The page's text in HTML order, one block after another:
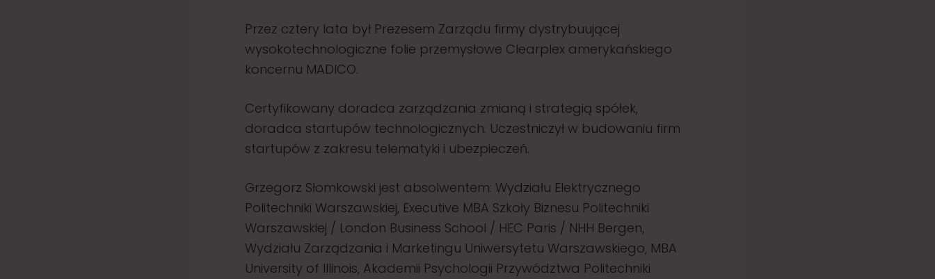
Przez cztery lata był Prezesem Zarządu firmy dystrybuującej
wysokotechnologiczne folie przemysłowe Clearplex amerykańskiego
koncernu MADICO.
Certyfikowany doradca zarządzania zmianą i strategią spółek,
doradca startupów technologicznych. Uczestniczył w budowaniu firm
startupów z zakresu telematyki i ubezpieczeń.
Grzegorz Słomkowski jest absolwentem: Wydziału Elektrycznego
Politechniki Warszawskiej, Executive MBA Szkoły Biznesu Politechniki
Warszawskiej / London Business School / HEC Paris / NHH Bergen,
Wydziału Zarządzania i Marketingu Uniwersytetu Warszawskiego, MBA
University of Illinois, Akademii Psychologii Przywództwa Politechniki